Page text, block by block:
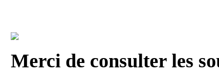
Merci de consulter les